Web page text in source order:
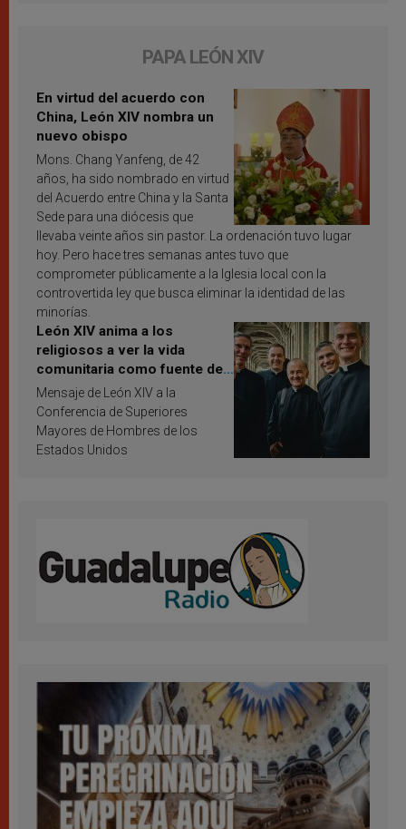
PAPA LEÓN XIV
En virtud del acuerdo con
China, León XIV nombra un
nuevo obispo
Mons. Chang Yanfeng, de 42
años, ha sido nombrado en virtud
del Acuerdo entre China y la Santa
Sede para una diócesis que
llevaba veinte años sin pastor. La ordenación tuvo lugar
hoy. Pero hace tres semanas antes tuvo que
comprometer públicamente a la Iglesia local con la
controvertida ley que busca eliminar la identidad de las
minorías.
León XIV anima a los
religiosos a ver la vida
comunitaria como fuente de
inspiración y santificación
Mensaje de León XIV a la
Conferencia de Superiores
Mayores de Hombres de los
Estados Unidos